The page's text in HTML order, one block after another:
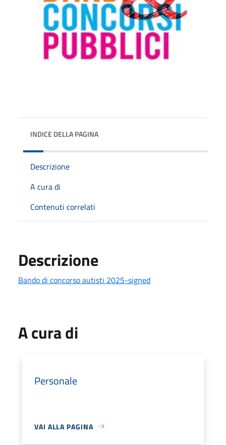
INDICE DELLA PAGINA
Descrizione
A cura di
Contenuti correlati
Descrizione
Bando di concorso autisti 2025-signed
A cura di
Personale
VAI ALLA PAGINA